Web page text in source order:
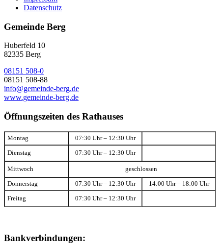
Datenschutz
Gemeinde Berg
Huberfeld 10
82335 Berg
08151 508-0
08151 508-88
info@gemeinde-berg.de
www.gemeinde-berg.de
Öffnungszeiten des Rathauses
Montag 07:30 Uhr – 12:30 Uhr
Dienstag 07:30 Uhr – 12:30 Uhr
Mittwoch geschlossen
Donnerstag 07:30 Uhr – 12:30 Uhr 14:00 Uhr – 18:00 Uhr
Freitag 07:30 Uhr – 12:30 Uhr
Bankverbindungen: